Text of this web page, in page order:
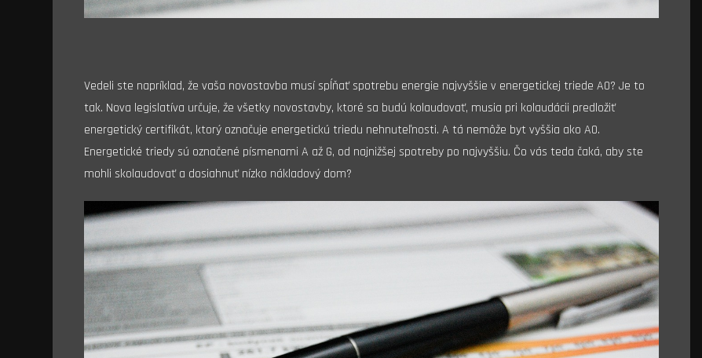
Vedeli ste napríklad, že vaša novostavba musí spĺňať spotrebu energie najvyššie v energetickej triede A0?Je to
tak. Nova legislatíva určuje, že všetky novostavby, ktoré sa budú kolaudovať, musia pri kolaudácii predložiť
energetický certifikát, ktorý označuje energetickú triedu nehnuteľnosti. A tá nemôže byt vyššia ako A0.
Energetické triedy sú označené písmenami A až G, od najnižšej spotreby po najvyššiu. Čo vás teda čaká, aby ste
mohli skolaudovať a dosiahnuť nízko nákladový dom?